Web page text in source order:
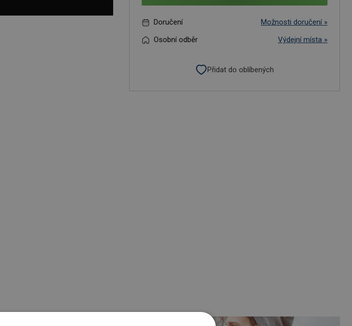
Doručení
Možnosti doručení »
Osobní odběr
Výdejní místa »
Přidat do oblíbených